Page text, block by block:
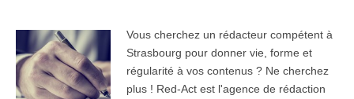
Vous cherchez un rédacteur compétent à
Strasbourg pour donner vie, forme et
régularité à vos contenus ? Ne cherchez
plus ! Red-Act est l'agence de rédaction